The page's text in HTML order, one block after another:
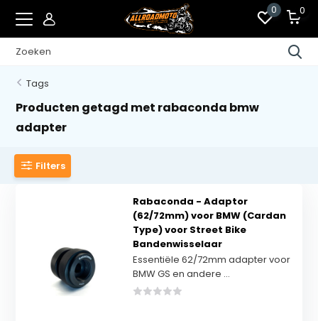
0 0
Tags
Producten getagd met rabaconda bmw
adapter
Filters
Rabaconda - Adaptor
(62/72mm) voor BMW (Cardan
Type) voor Street Bike
Bandenwisselaar
Essentiële 62/72mm adapter voor
BMW GS en andere ...